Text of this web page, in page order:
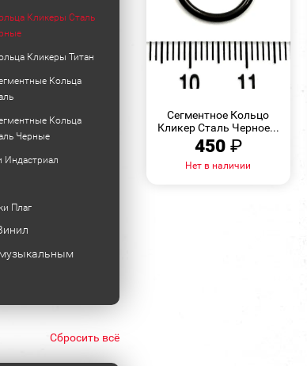
Кликеры Сталь
Кликеры Титан
Кольца
Кольца
Черные
Индастриал
Плаг
Сбросить всё
Сегментное Кольцо
Кликер Сталь Черное...
450 ₽
Нет в наличии